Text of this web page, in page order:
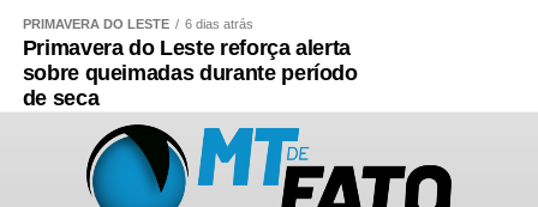
PRIMAVERA DO LESTE 6 dias atrás
Primavera do Leste reforça alerta
sobre queimadas durante período
de seca